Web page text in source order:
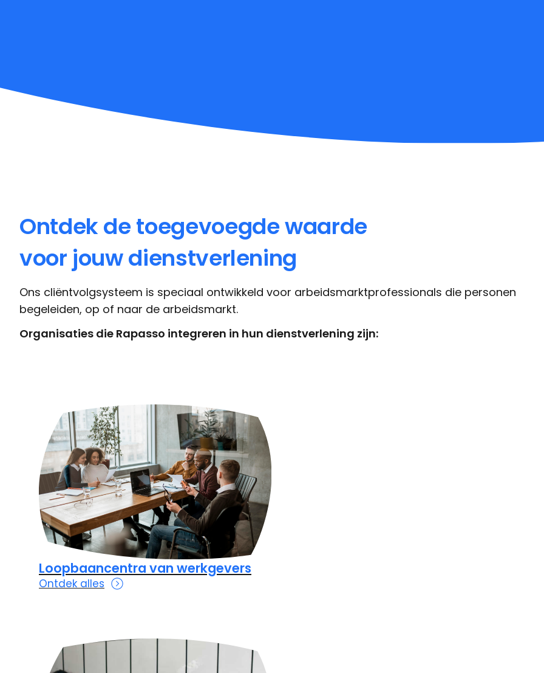
Ontdek de toegevoegde waarde
voor jouw dienstverlening
Ons cliëntvolgsysteem is speciaal ontwikkeld voor arbeidsmarktprofessionals die personen
begeleiden, op of naar de arbeidsmarkt.
Organisaties die Rapasso integreren in hun dienstverlening zijn:
Loopbaancentra van werkgevers
Ontdek alles